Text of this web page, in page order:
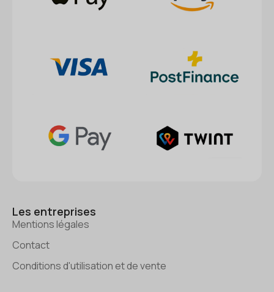
Les entreprises
Mentions légales
Contact
Conditions d'utilisation et de vente